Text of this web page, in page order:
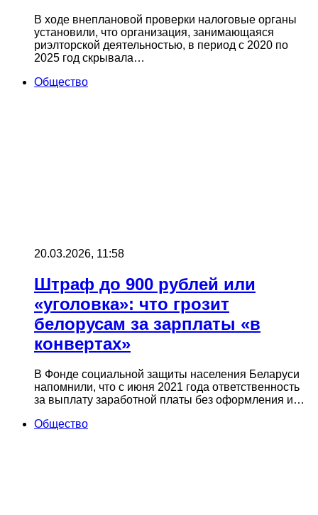
В ходе внеплановой проверки налоговые органы
установили, что организация, занимающаяся
риэлторской деятельностью, в период с 2020 по
2025 год скрывала…
Общество
20.03.2026, 11:58
Штраф до 900 рублей или
«уголовка»: что грозит
белорусам за зарплаты «в
конвертах»
В Фонде социальной защиты населения Беларуси
напомнили, что с июня 2021 года ответственность
за выплату заработной платы без оформления и…
Общество